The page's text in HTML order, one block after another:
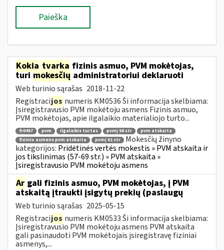
Paieška
Kokia tvarka fizinis asmuo, PVM mokėtojas,
turimokesčių administratoriui deklaruoti
Web turinio sąrašas 2018-11-22
Registracijos numeris KM0536 Ši informacija skelbiama:
Įsiregistravusio PVM mokėtoju asmens Fizinis asmuo,
PVM mokėtojas, apie ilgalaikio materialiojo turto...
fr0457 pvm ilgalaikis turtas pvmį 58 str
pvm atskaita
fizinio asmens pvm atskaita
pvmį 61 str
Mokesčių žinyno
kategorijos: Pridėtinės vertės mokestis » PVM atskaita ir
jos tikslinimas (57-69 str.) » PVM atskaita »
Įsiregistravusio PVM mokėtoju asmens
Ar gali fizinis asmuo, PVM mokėtojas, į PVM
atskaitą įtraukti įsigytų prekių (paslaugų
Web turinio sąrašas 2025-05-15
Registracijos numeris KM0533 Ši informacija skelbiama:
Įsiregistravusio PVM mokėtoju asmens PVM atskaita
gali pasinaudoti PVM mokėtojais įsiregistravę fiziniai
asmenys,...